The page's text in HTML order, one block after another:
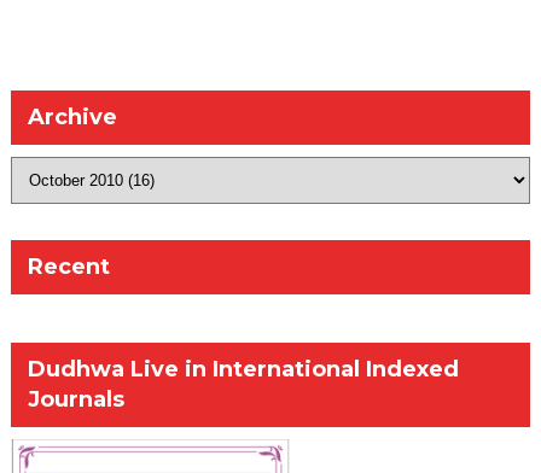
Archive
Recent
Dudhwa Live in International Indexed
Journals